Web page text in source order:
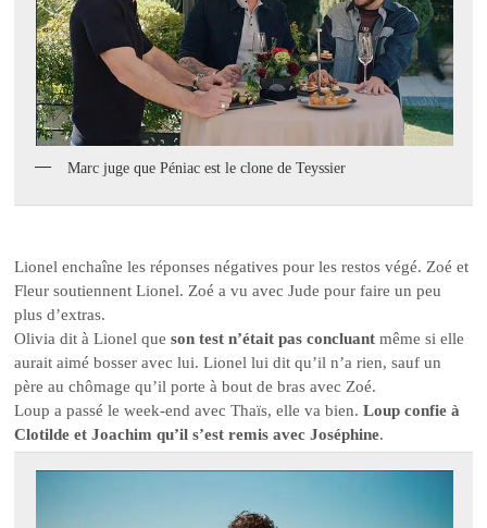
Marc juge que Péniac est le clone de Teyssier
Lionel enchaîne les réponses négatives pour les restos végé. Zoé et
Fleur soutiennent Lionel. Zoé a vu avec Jude pour faire un peu
plus d’extras.
Olivia dit à Lionel queson test n’était pas concluant même si elle
aurait aimé bosser avec lui. Lionel lui dit qu’il n’a rien, sauf un
père au chômage qu’il porte à bout de bras avec Zoé.
Loup a passé le week-end avec Thaïs, elle va bien.Loup confie à
Clotilde et Joachim qu’il s’est remis avec Joséphine.